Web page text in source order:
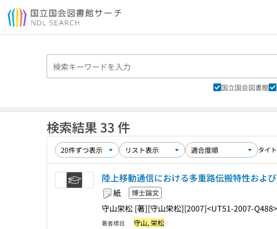
本文へ移動
国立国会図書館
検索結果 33 件
タイ
陸上移動通信における多重路伝搬特性およ
紙 博士論文
守山栄松 [著][守山栄松][2007]<UT51-2007-Q488>
著者標目 守山, 栄松